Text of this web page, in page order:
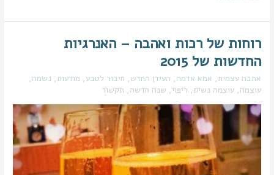
רוחות של רכות ואהבה – האנרגיות
החדשות של 2015
אהבה עצמית, אמא אדמה, העידן החדש, חיבור לטבע, מודעות, נשמה,
עוצמה,עוצמה נשית, ריפוי, שנה חדשה, תקשור
רוחות
של
רכות
ואהבה
–
החדשות
של
2015